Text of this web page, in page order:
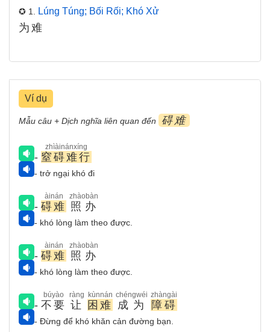
✪ 1. Lúng Túng; Bối Rối; Khó Xử
为难
Ví dụ
Mẫu câu + Dịch nghĩa liên quan đến 碍难
- 窒碍难行
zhìàinánxíng
- trở ngại khó đi
- 碍难
àinán
照办
zhàobàn
- khó lòng làm theo được.
- 碍难
àinán
照办
zhàobàn
- khó lòng làm theo được.
- 不要
búyào
让
ràng
困难
kùnnán
成为
chéngwéi
障碍
zhàngài
- Đừng để khó khăn cản đường bạn.